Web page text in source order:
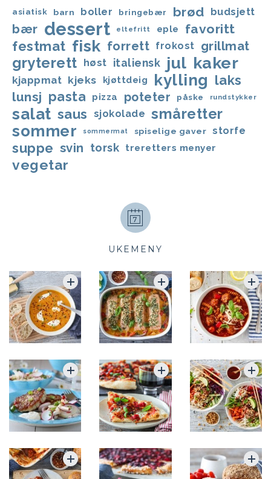
asiatisk barn boller bringebær brød budsjett
bær dessert eltefritt eple favoritt
festmat fisk forrett frokost grillmat
gryterett høst italiensk jul kaker
kjappmat kjeks kjøttdeig kylling laks
lunsj pasta pizza poteter påske rundstykker
salat saus sjokolade småretter
sommer sommermat spiselige gaver storfe
suppe svin torsk treretters menyer
vegetar
UKEMENY